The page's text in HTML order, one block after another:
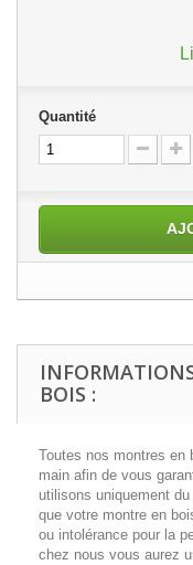
Quantité
BOIS :
Toutes nos montres en
main afin de vous
utilisons uniquement
que votre montre en
ou intolérance pour la
chez nous vous aurez